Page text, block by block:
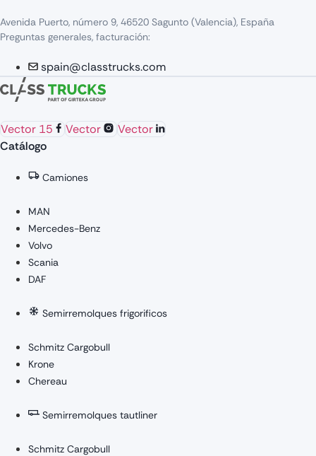
Avenida Puerto, número 9, 46520 Sagunto (Valencia), España
Preguntas generales, facturación:
spain@classtrucks.com
Vector 15 Vector
Vector
Catálogo
Camiones
MAN
Mercedes-Benz
Volvo
Scania
DAF
Semirremolques frigorificos
Schmitz Cargobull
Krone
Chereau
Semirremolques tautliner
Schmitz Cargobull